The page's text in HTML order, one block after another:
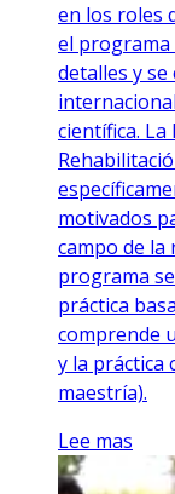
en los roles
el programa
detalles y
científica. La
motivados
campo de la
programa
práctica
comprende
y la práctica
maestría).
Lee mas